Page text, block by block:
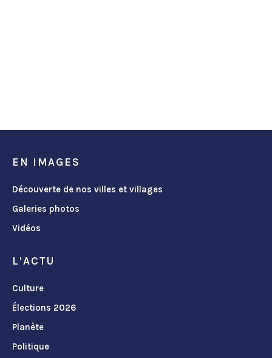
EN IMAGES
Découverte de nos villes et villages
Galeries photos
Vidéos
L'ACTU
Culture
Élections 2026
Planète
Politique